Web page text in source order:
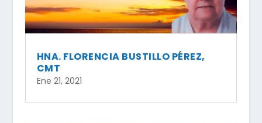
HNA. FLORENCIA BUSTILLO PÉREZ,
CMT
Ene 21, 2021